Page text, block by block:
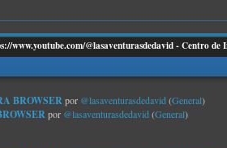
www.youtube.com/@lasaventurasdedavid - Centro de
BROWSERpor @lasaventurasdedavid (General)
por @lasaventurasdedavid (General)